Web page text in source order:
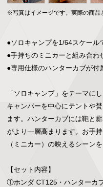
※写真はイメージです。実際の商品
●ソロキャンプを1/64スケール
●手持ちのミニカーと組み合わ
●専用仕様のハンターカブが付
「ソロキャンプ」をテーマに
キャンパーを中心にテントや
ます。ハンターカブには鞄と
がより一層高まります。お手
（ミニカー）の映えるシーン
【セット内容】
①ホンダ CT125・ハンターカ